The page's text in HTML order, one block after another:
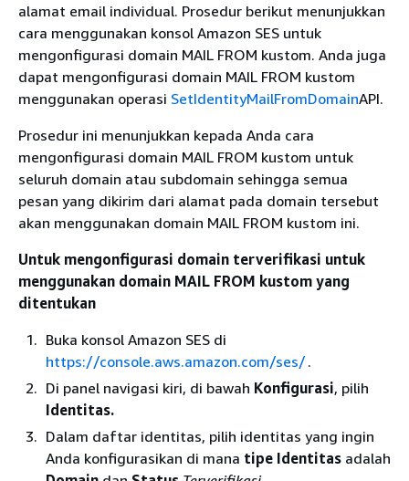
alamat email individual. Prosedur berikut menunjukkan
cara menggunakan konsol Amazon SES untuk
mengonfigurasi domain MAIL FROM kustom. Anda juga
dapat mengonfigurasi domain MAIL FROM kustom
menggunakan operasi SetIdentityMailFromDomainAPI.
Prosedur ini menunjukkan kepada Anda cara
mengonfigurasi domain MAIL FROM kustom untuk
seluruh domain atau subdomain sehingga semua
pesan yang dikirim dari alamat pada domain tersebut
akan menggunakan domain MAIL FROM kustom ini.
Untuk mengonfigurasi domain terverifikasi untuk
menggunakan domain MAIL FROM kustom yang
ditentukan
Buka konsol Amazon SES di
https://console.aws.amazon.com/ses/.
Di panel navigasi kiri, di bawah Konfigurasi, pilih
Identitas.
Dalam daftar identitas, pilih identitas yang ingin
Anda konfigurasikan di mana tipe Identitas adalah